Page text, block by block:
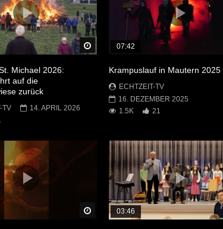
Später Ansehen
Michael 2026:
auf die
zurück
TV
14. APRIL 2026
07:42
Krampuslauf in Mautern 2025
ECHTZEIT-TV
16. DEZEMBER 2025
1.5K
21
Später Ansehen
03:46